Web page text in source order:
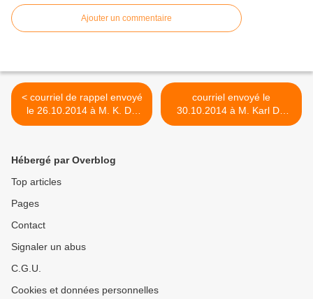
Ajouter un commentaire
< courriel de rappel envoyé
le 26.10.2014 à M. K. DE
VOS, Bourgmestre, pour
logements sociaux "La
Ruche Chapelloise" ancrée
courriel envoyé le
30.10.2014 à M. Karl DE
VOS, Bourgmestre, pour
Hébergé par Overblog
Top articles
Pages
Contact
Signaler un abus
C.G.U.
Cookies et données personnelles